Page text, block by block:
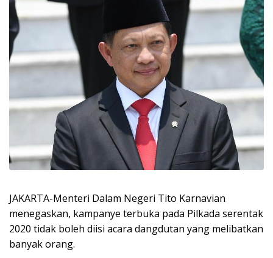
JAKARTA-Menteri Dalam Negeri Tito Karnavian
menegaskan, kampanye terbuka pada Pilkada serentak
2020 tidak boleh diisi acara dangdutan yang melibatkan
banyak orang.